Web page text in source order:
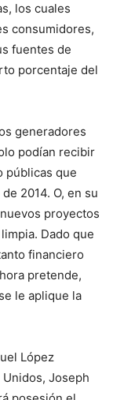
los cuales
consumidores,
fuentes de
porcentaje del
generadores
podían recibir
públicas que
2014. O, en su
proyectos
Dado que
financiero
pretende,
le aplique la
López
Joseph